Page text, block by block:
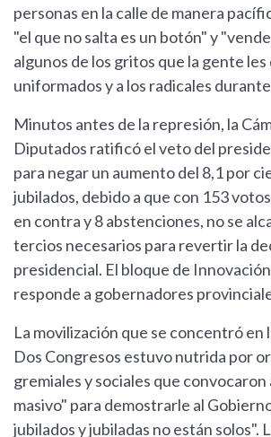
personas en la calle de manera
"el que no salta es un botón" y
algunos de los gritos que la gente les
uniformados y a los radicales
Minutos antes de la represión, la
Diputados ratificó el veto del
para negar un aumento del 8,1 por
jubilados, debido a que con 153
en contra y 8 abstenciones, no se
tercios necesarios para revertir la
presidencial. El bloque de
responde a gobernadores
La movilización que se concentró en
Dos Congresos estuvo nutrida por
gremiales y sociales que convocaron
masivo" para demostrarle al
jubilados y jubiladas no están solos".